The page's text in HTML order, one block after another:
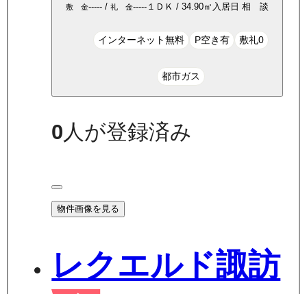
敷 金----- / 礼 金----- １ＤＫ / 34.90㎡ 入居日 相 談
インターネット無料 P空き有 敷礼0
都市ガス
0人が登録済み
物件画像を見る
レクエルド諏訪